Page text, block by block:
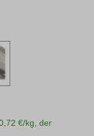
€/kg, der